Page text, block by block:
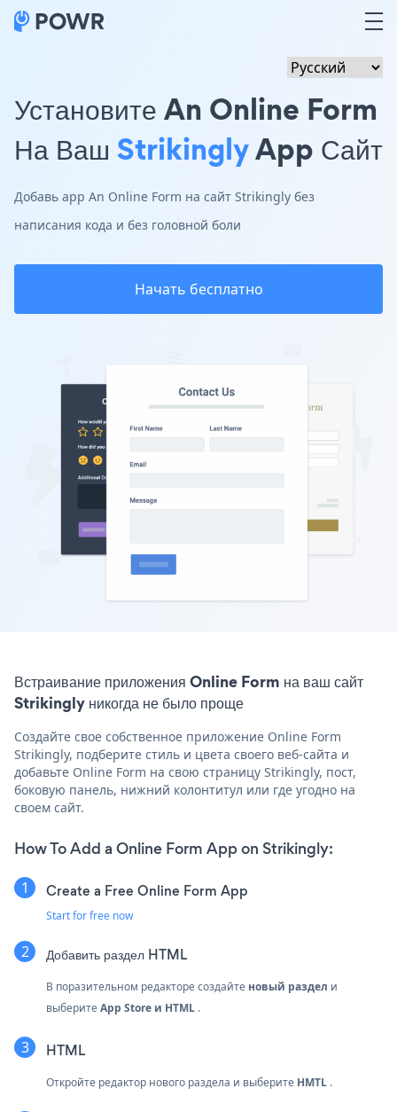
Установите An Online Form
На Ваш StrikinglyApp Сайт
Добавь app An Online Form на сайт Strikingly без
написания кода и без головной боли
Начать бесплатно
Встраивание приложения Online Form на ваш сайт
Strikingly никогда не было проще
Создайте свое собственное приложение Online Form
Strikingly, подберите стиль и цвета своего веб-сайта и
добавьте Online Form на свою страницу Strikingly, пост,
боковую панель, нижний колонтитул или где угодно на
своем сайт.
How To Add a Online Form App on Strikingly:
Create a Free Online Form App
Start for free now
Добавить раздел HTML
В поразительном редакторе создайте новый раздел и
выберитеApp Store и HTML .
HTML
Откройте редактор нового раздела и выберите HMTL .